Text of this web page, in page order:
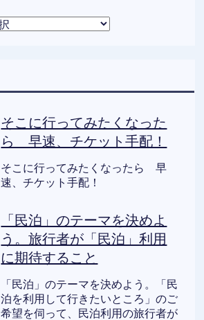
そこに行ってみたくなった
ら 早速、チケット手配！
そこに行ってみたくなったら 早
速、チケット手配！
「民泊」のテーマを決めよ
う。旅行者が「民泊」利用
に期待すること
「民泊」のテーマを決めよう。「民
泊を利用して行きたいところ」のご
希望を伺って、民泊利用の旅行者が